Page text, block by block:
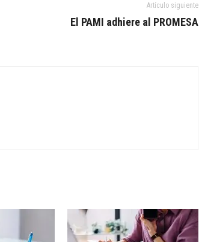
Artículo siguiente
El PAMI adhiere al PROMESA